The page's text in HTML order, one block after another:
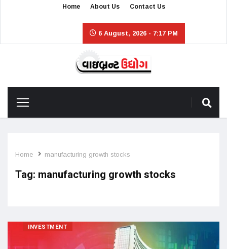
Home About Us Contact Us
6 August, 2026 - 7:17 PM
Home manufacturing growth stocks
Tag: manufacturing growth stocks
INVESTMENT